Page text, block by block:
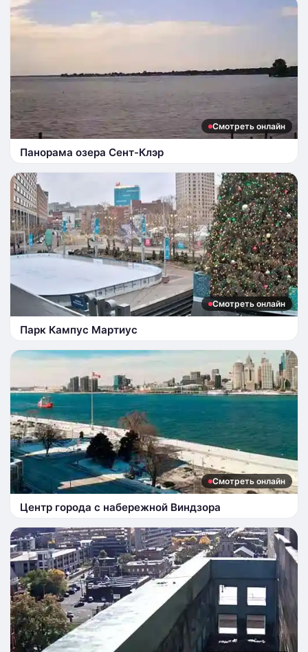
Смотреть онлайн
Панорама озера Сент-Клэр
Смотреть онлайн
Парк Кампус Мартиус
Смотреть онлайн
Центр города с набережной Виндзора